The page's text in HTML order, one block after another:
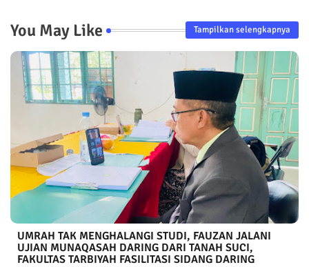
You May Like Tampilkan selengkapnya
UMRAH TAK MENGHALANGI STUDI, FAUZAN JALANI
UJIAN MUNAQASAH DARING DARI TANAH SUCI,
FAKULTAS TARBIYAH FASILITASI SIDANG DARING